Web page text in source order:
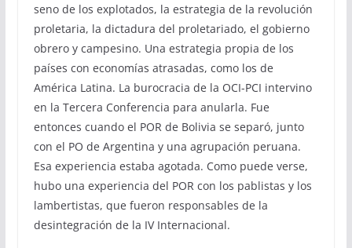
seno de los explotados, la estrategia de la revolución
proletaria, la dictadura del proletariado, el gobierno
obrero y campesino. Una estrategia propia de los
países con economías atrasadas, como los de
América Latina. La burocracia de la OCI-PCI intervino
en la Tercera Conferencia para anularla. Fue
entonces cuando el POR de Bolivia se separó, junto
con el PO de Argentina y una agrupación peruana.
Esa experiencia estaba agotada. Como puede verse,
hubo una experiencia del POR con los pablistas y los
lambertistas, que fueron responsables de la
desintegración de la IV Internacional.